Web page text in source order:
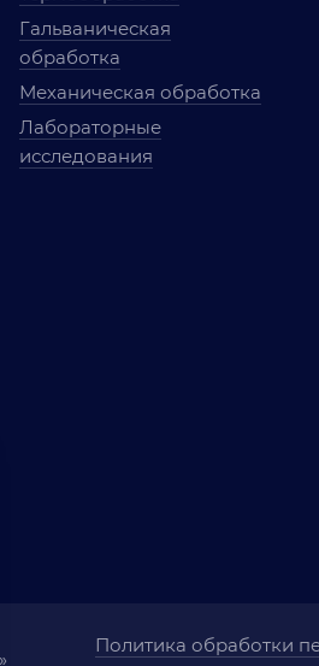
Гальваническая
обработка
Механическая обработка
Лабораторные
исследования
Политика обработки